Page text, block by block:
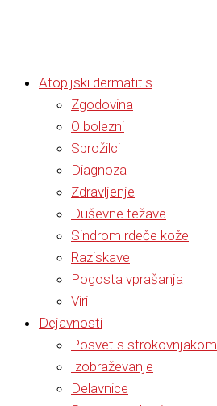
Atopijski dermatitis
Zgodovina
O bolezni
Sprožilci
Diagnoza
Zdravljenje
Duševne težave
Sindrom rdeče kože
Raziskave
Pogosta vprašanja
Viri
Dejavnosti
Posvet s strokovnjakom
Izobraževanje
Delavnice